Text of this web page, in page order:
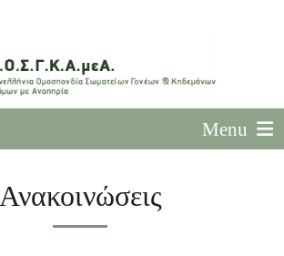
Menu
Ανακοινώσεις